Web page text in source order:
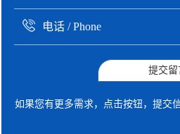
提交留
如果您有更多需求，点击按钮，提交